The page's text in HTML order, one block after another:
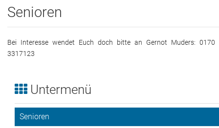
Fußball
Der Verein
Kontakt
Senioren
Bei Interesse wendet Euch doch bitte an Gernot Muders: 0170
3317123
Untermenü
Senioren